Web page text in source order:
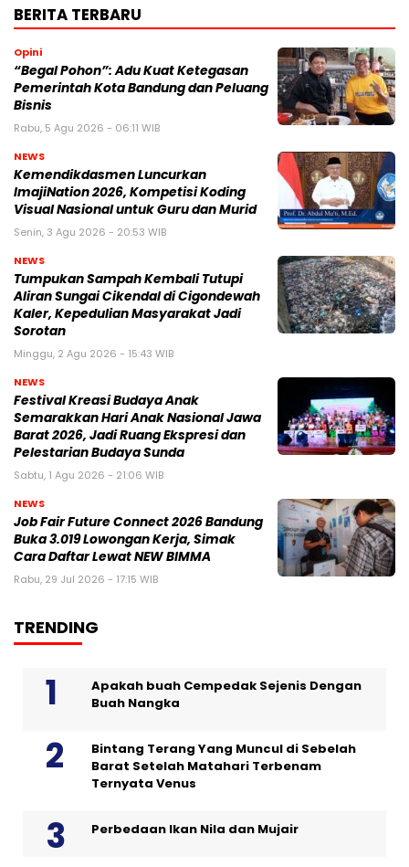
BERITA TERBARU
Opini
“Begal Pohon”: Adu Kuat Ketegasan
Pemerintah Kota Bandung dan Peluang
Bisnis
Rabu, 5 Agu 2026 - 06:11 WIB
NEWS
Kemendikdasmen Luncurkan
ImajiNation 2026, Kompetisi Koding
Visual Nasional untuk Guru dan Murid
Senin, 3 Agu 2026 - 20:53 WIB
NEWS
Tumpukan Sampah Kembali Tutupi
Aliran Sungai Cikendal di Cigondewah
Kaler, Kepedulian Masyarakat Jadi
Sorotan
Minggu, 2 Agu 2026 - 15:43 WIB
NEWS
Festival Kreasi Budaya Anak
Semarakkan Hari Anak Nasional Jawa
Barat 2026, Jadi Ruang Ekspresi dan
Pelestarian Budaya Sunda
Sabtu, 1 Agu 2026 - 21:06 WIB
NEWS
Job Fair Future Connect 2026 Bandung
Buka 3.019 Lowongan Kerja, Simak
Cara Daftar Lewat NEW BIMMA
Rabu, 29 Jul 2026 - 17:15 WIB
TRENDING
Apakah buah Cempedak Sejenis Dengan
Buah Nangka
Bintang Terang Yang Muncul di Sebelah
Barat Setelah Matahari Terbenam
Ternyata Venus
Perbedaan Ikan Nila dan Mujair